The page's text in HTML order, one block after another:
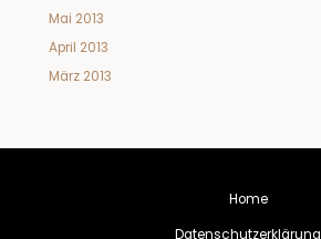
Mai 2013
April 2013
März 2013
Home
Datenschutzerklärung